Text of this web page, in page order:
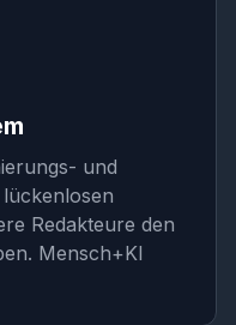
und
Redakteure den
Mensch+KI